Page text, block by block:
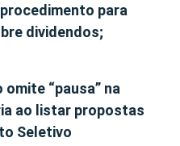
para
dividendos;
“pausa” na
ao listar propostas
Seletivo